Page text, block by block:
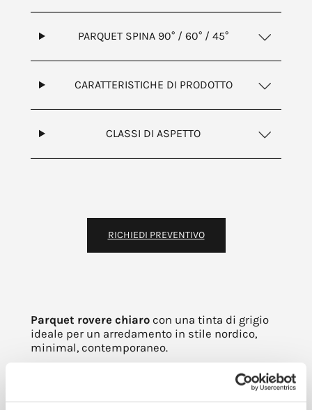
PARQUET SPINA 90° / 60° / 45°
CARATTERISTICHE DI PRODOTTO
CLASSI DI ASPETTO
RICHIEDI PREVENTIVO
Parquet rovere chiaro con una tinta di grigio
ideale per un arredamento in stile nordico,
minimal, contemporaneo.
La verniciatura parquet effettuata ad hoc
mantiene esteticamente intatta la naturalezza
del legno assicurando un pavimento in